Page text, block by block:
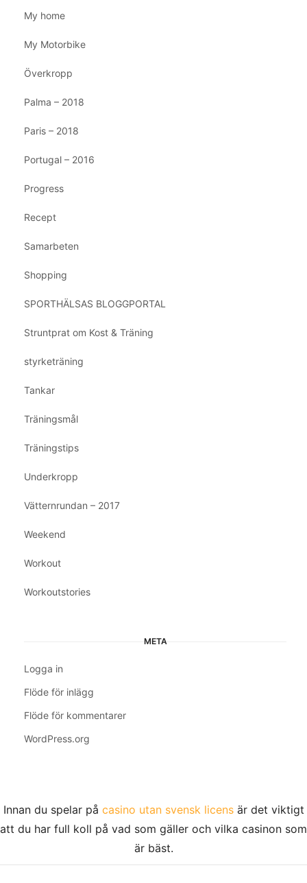
My home
My Motorbike
Överkropp
Palma – 2018
Paris – 2018
Portugal – 2016
Progress
Recept
Samarbeten
Shopping
SPORTHÄLSAS BLOGGPORTAL
Struntprat om Kost & Träning
styrketräning
Tankar
Träningsmål
Träningstips
Underkropp
Vätternrundan – 2017
Weekend
Workout
Workoutstories
META
Logga in
Flöde för inlägg
Flöde för kommentarer
WordPress.org
Innan du spelar på casino utan svensk licensär det viktigt
att du har full koll på vad som gäller och vilka casinon som
är bäst.